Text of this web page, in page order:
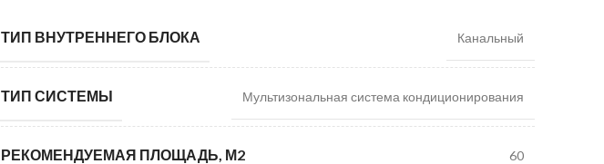
ТИП ВНУТРЕННЕГО БЛОКА Канальный
ТИП СИСТЕМЫ Мультизональная система кондиционирования
РЕКОМЕНДУЕМАЯ ПЛОЩАДЬ, М2 60